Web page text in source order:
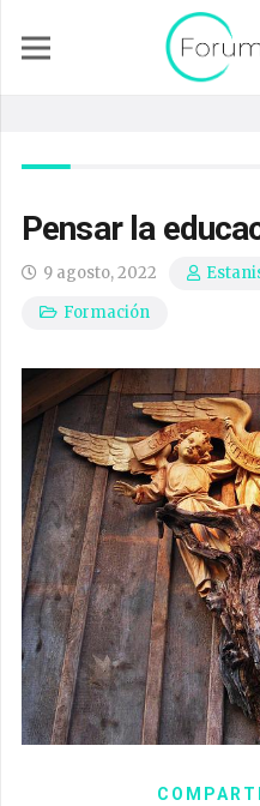
Pensar la
9 agosto, 2022
Formación